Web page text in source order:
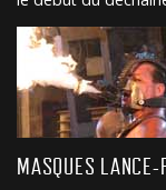
MASQUES